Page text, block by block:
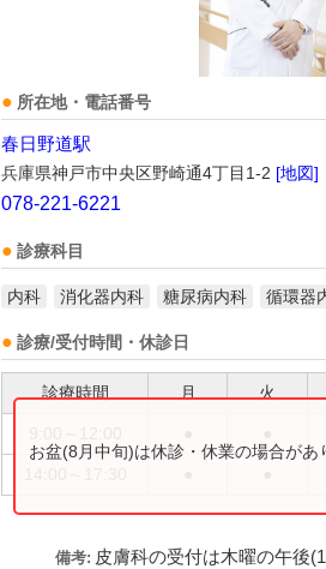
所在地・電話番号
春日野道駅
兵庫県神戸市中央区野崎通4丁目1-2 [地図]
078-221-6221
診療科目
内科 消化器内科 糖尿病内科 循環器
診療/受付時間・休診日
診療時間 月 火
お盆(8月中旬)は休診・休業の場合があ
備考: 皮膚科の受付は木曜の午後